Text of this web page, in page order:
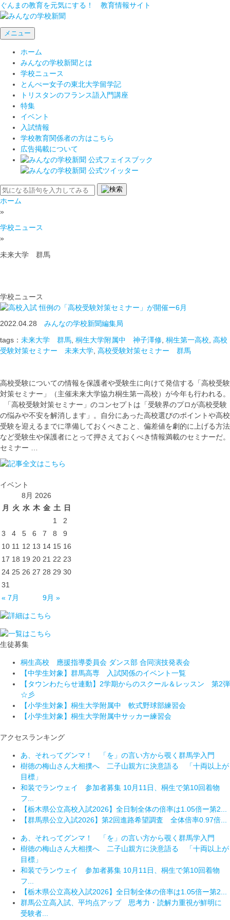
ぐんまの教育を元気にする！ 教育情報サイト
メニュー
ホーム
みんなの学校新聞とは
学校ニュース
とんぺー女子の東北大学留学記
トリスタンのフランス語入門講座
特集
イベント
入試情報
学校教育関係者の方はこちら
広告掲載について
ホーム
»
学校ニュース
»
未来大学 群馬
学校ニュース
恒例の「高校受験対策セミナー」が開催ー6月
2022.04.28 みんなの学校新聞編集局
tags： 未来大学 群馬 桐生大学附属中 神子澤修 桐生第一高校 高校
受験対策セミナー 未来大学 高校受験対策セミナー 群馬
高校受験についての情報を保護者や受験生に向けて発信する「高校受験
対策セミナー」（主催未来大学協力桐生第一高校）が今年も行われる。
「高校受験対策セミナー」のコンセプトは「受験界のプロが高校受験
の悩みや不安を解消します」。自分にあった高校選びのポイントや高校
受験を迎えるまでに準備しておくべきこと、偏差値を劇的に上げる方法
など受験生や保護者にとって押さえておくべき情報満載のセミナーだ。
セミナー …
イベント
8月 2026
月
火 水 木 金 土
日
1
2
3
4 5 6 7 8
9
10 11 12 13 14 15 16
17 18 19 20 21 22 23
24 25 26 27 28 29 30
31
« 7月
9月 »
生徒募集
桐生高校 應援指導委員会 ダンス部 合同演技発表会
【中学生対象】群馬高専 入試関係のイベント一覧
【タウンわたらせ連動】2学期からのスクール＆レッスン 第2弾
☆彡
【小学生対象】桐生大学附属中 軟式野球部練習会
【小学生対象】桐生大学附属中サッカー練習会
アクセスランキング
あ、それってグンマ！ 「を」の言い方から覗く群馬学入門
樹徳の梅山さん大相撲へ 二子山親方に決意語る 「十両以上が
目標」
和装でランウェイ 参加者募集 10月11日、桐生で第10回着物
フ...
【栃木県公立高校入試2026】全日制全体の倍率は1.05倍ー第2...
【群馬県公立入試2026】第2回進路希望調査 全体倍率0.97倍...
あ、それってグンマ！ 「を」の言い方から覗く群馬学入門
樹徳の梅山さん大相撲へ 二子山親方に決意語る 「十両以上が
目標」
和装でランウェイ 参加者募集 10月11日、桐生で第10回着物
フ...
【栃木県公立高校入試2026】全日制全体の倍率は1.05倍ー第2...
群馬公立高入試、平均点アップ 思考力・読解力重視が鮮明に
受験者...